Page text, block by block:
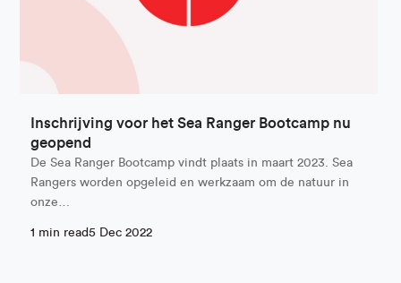
Inschrijving voor het Sea Ranger Bootcamp nu
geopend
De Sea Ranger Bootcamp vindt plaats in maart 2023. Sea
Rangers worden opgeleid en werkzaam om de natuur in
onze…
1 min read5 Dec 2022